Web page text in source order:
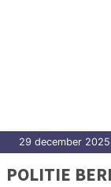
29 december
POLITIE